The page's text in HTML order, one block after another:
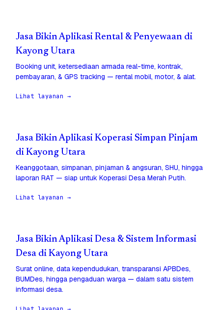
Jasa Bikin Aplikasi Rental & Penyewaan di
Kayong Utara
Booking unit, ketersediaan armada real-time, kontrak,
pembayaran, & GPS tracking — rental mobil, motor, & alat.
Lihat layanan →
Jasa Bikin Aplikasi Koperasi Simpan Pinjam
di Kayong Utara
Keanggotaan, simpanan, pinjaman & angsuran, SHU, hingga
laporan RAT — siap untuk Koperasi Desa Merah Putih.
Lihat layanan →
Jasa Bikin Aplikasi Desa & Sistem Informasi
Desa di Kayong Utara
Surat online, data kependudukan, transparansi APBDes,
BUMDes, hingga pengaduan warga — dalam satu sistem
informasi desa.